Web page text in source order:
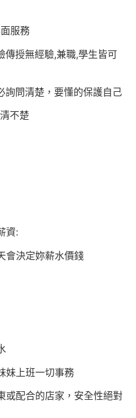
服務
授無經驗,兼職,學生皆可
問清楚，要懂的保護自己
不楚
資:
會決定妳薪水價錢
妹上班一切事務
或配合的店家，安全性絕對